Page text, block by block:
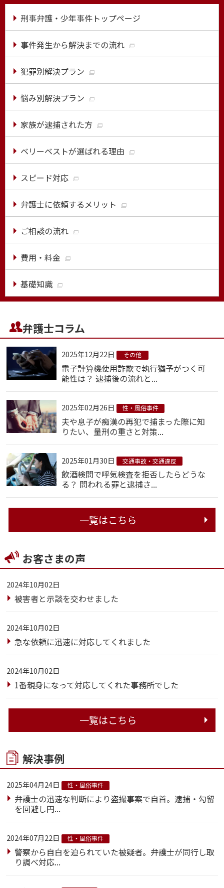
刑事弁護・少年事件トップページ
事件発生から解決までの流れ
犯罪別解決プラン
悩み別解決プラン
家族が逮捕された方
ベリーベストが選ばれる理由
スピード対応
弁護士に依頼するメリット
ご相談の流れ
費用・料金
基礎知識
弁護士コラム
2025年12月22日 その他
電子計算機使用詐欺で執行猶予がつく可
能性は？ 逮捕後の流れと...
2025年02月26日 性・風俗事件
夫や息子が痴漢の再犯で捕まった際に知
りたい、量刑の重さと対策...
2025年01月30日 交通事故・交通違反
飲酒検問で呼気検査を拒否したらどうな
る？ 問われる罪と逮捕さ...
一覧はこちら
お客さまの声
2024年10月02日
被害者と示談を交わせました
2024年10月02日
急な依頼に迅速に対応してくれました
2024年10月02日
1番親身になって対応してくれた事務所でした
一覧はこちら
解決事例
2025年04月24日 性・風俗事件
弁護士の迅速な判断により盗撮事案で自首。逮捕・勾留
を回避し円...
2024年07月22日 性・風俗事件
警察から自白を迫られていた被疑者。弁護士が同行し取
り調べ対応...